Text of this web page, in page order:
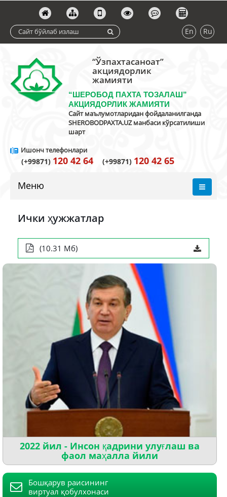
En Ru
“Ўзпахтасаноат”
акциядорлик
жамияти
“ШЕРОБОД ПАХТА ТОЗАЛАШ”
АКЦИЯДОРЛИК ЖАМИЯТИ
Сайт маълумотларидан фойдаланилганда
SHEROBODPAXTA.UZ манбаси кўрсатилиши
шарт
Ишонч телефонлари
(+99871) 120 42 64 (+99871) 120 42 65
Меню
Ички ҳужжатлар
(10.31 Мб)
2022 йил - Инсон қадрини улуғлаш ва
фаол маҳалла йили
Бошқарув раисининг
виртуал қобулхонаси